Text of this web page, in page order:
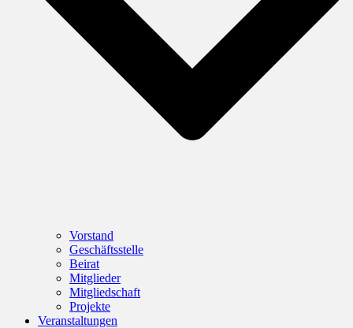
Vorstand
Geschäftsstelle
Beirat
Mitglieder
Mitgliedschaft
Projekte
Veranstaltungen